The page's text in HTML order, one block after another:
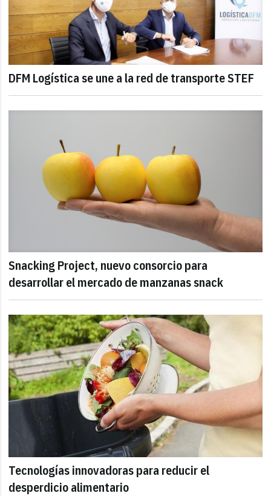
DFM Logística se une a la red de transporte STEF
Snacking Project, nuevo consorcio para
desarrollar el mercado de manzanas snack
Tecnologías innovadoras para reducir el
desperdicio alimentario